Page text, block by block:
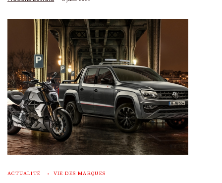
ACTUALITÉ VIE DES MARQUES